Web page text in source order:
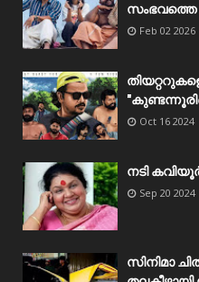
സംഭവത്തെ
Feb 02 2026
Oct 16 2024
നടി
Sep 20 2024
സിനിമാ